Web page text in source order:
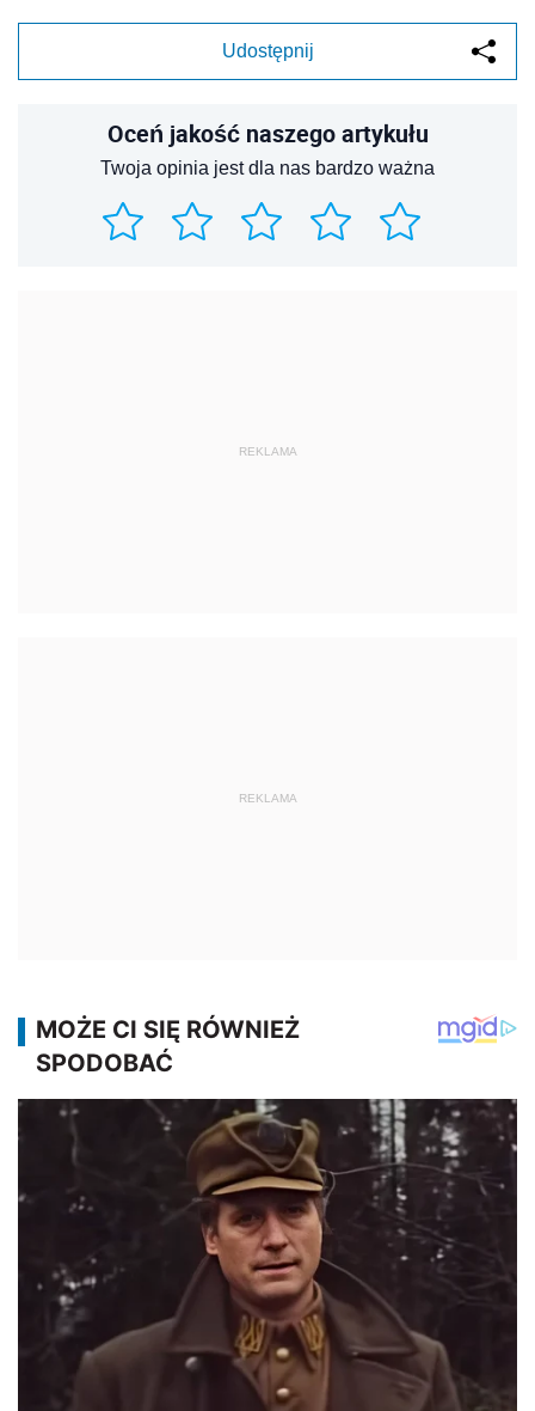
Udostępnij
Oceń jakość naszego artykułu
Twoja opinia jest dla nas bardzo ważna
REKLAMA
REKLAMA